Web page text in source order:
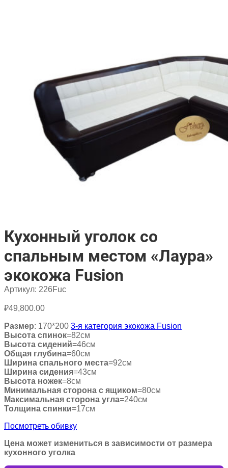
Кухонный уголок со
спальным местом «Лаура»
экокожа Fusion
Артикул: 226Fuc
₽49,800.00
Размер: 170*200 3-я категория экокожа Fusion
Высота спинок=82см
Высота сидений=46см
Общая глубина=60см
Ширина спального места=92см
Ширина сидения=43см
Высота ножек=8см
Минимальная сторона с ящиком=80см
Максимальная сторона угла=240см
Толщина спинки=17см
Посмотреть обивку
Цена может измениться в зависимости от размера
кухонного уголка